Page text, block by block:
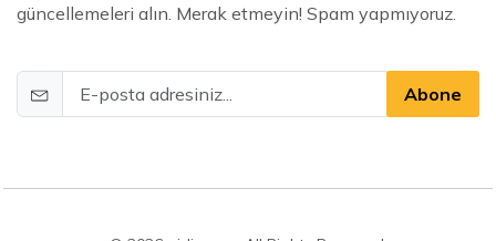
güncellemeleri alın. Merak etmeyin! Spam yapmıyoruz.
Abone